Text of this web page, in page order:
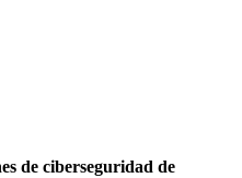
de ciberseguridad de